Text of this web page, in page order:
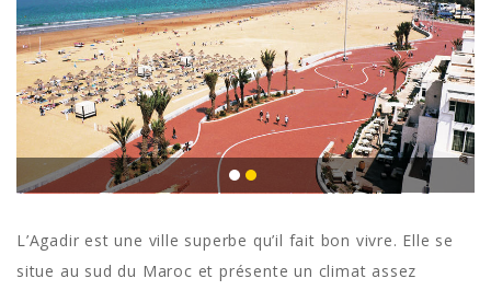
L’Agadir est une ville superbe qu’il fait bon vivre. Elle se
situe au sud du Maroc et présente un climat assez